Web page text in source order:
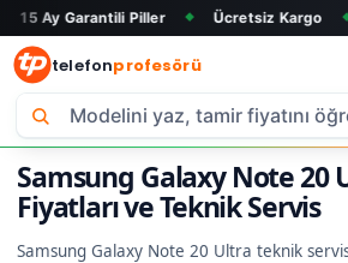
Piller ◆ Ücretsiz Kargo ◆ Telefon
telefonprofesörü
Samsung Galaxy Note 20
Fiyatları ve Teknik Servis
Samsung Galaxy Note 20 Ultra teknik